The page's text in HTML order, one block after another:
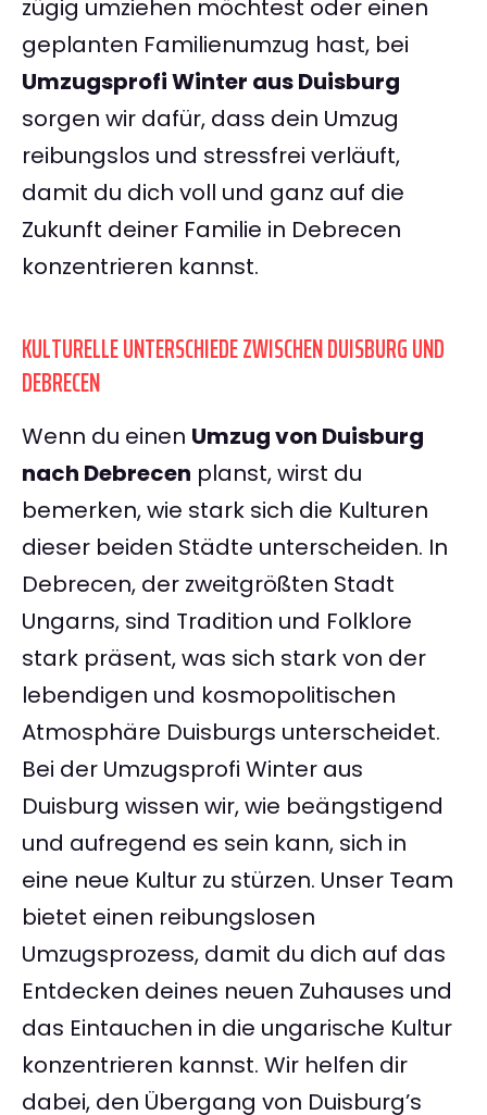
zügig umziehen möchtest oder einen
geplanten Familienumzug hast, bei
Umzugsprofi Winter aus Duisburg
sorgen wir dafür, dass dein Umzug
reibungslos und stressfrei verläuft,
damit du dich voll und ganz auf die
Zukunft deiner Familie in Debrecen
konzentrieren kannst.
KULTURELLE UNTERSCHIEDE ZWISCHEN DUISBURG UND
DEBRECEN
Wenn du einen Umzug von Duisburg
nach Debrecen planst, wirst du
bemerken, wie stark sich die Kulturen
dieser beiden Städte unterscheiden. In
Debrecen, der zweitgrößten Stadt
Ungarns, sind Tradition und Folklore
stark präsent, was sich stark von der
lebendigen und kosmopolitischen
Atmosphäre Duisburgs unterscheidet.
Bei der Umzugsprofi Winter aus
Duisburg wissen wir, wie beängstigend
und aufregend es sein kann, sich in
eine neue Kultur zu stürzen. Unser Team
bietet einen reibungslosen
Umzugsprozess, damit du dich auf das
Entdecken deines neuen Zuhauses und
das Eintauchen in die ungarische Kultur
konzentrieren kannst. Wir helfen dir
dabei, den Übergang von Duisburg’s